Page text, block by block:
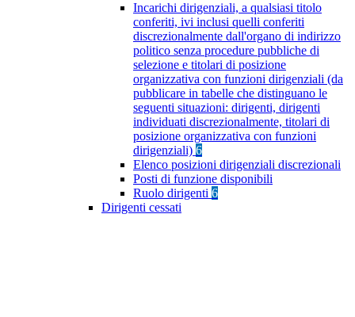
Incarichi dirigenziali, a qualsiasi titolo
conferiti, ivi inclusi quelli conferiti
discrezionalmente dall'organo di indirizzo
politico senza procedure pubbliche di
selezione e titolari di posizione
organizzativa con funzioni dirigenziali (da
pubblicare in tabelle che distinguano le
seguenti situazioni: dirigenti, dirigenti
individuati discrezionalmente, titolari di
posizione organizzativa con funzioni
dirigenziali) 6
Elenco posizioni dirigenziali discrezionali
Posti di funzione disponibili
Ruolo dirigenti 6
Dirigenti cessati